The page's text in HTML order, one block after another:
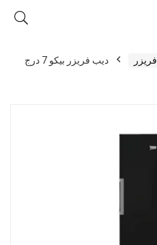
فريزر
ديب فريزر بيكو 7 درج